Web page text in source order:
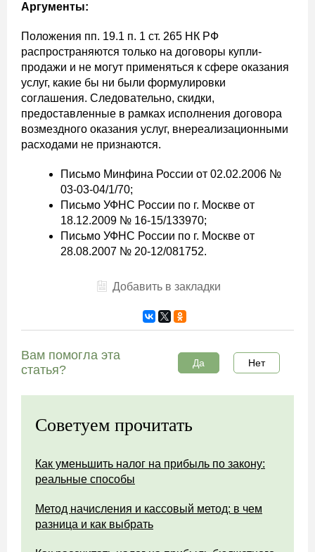
Аргументы:
Положения пп. 19.1 п. 1 ст. 265 НК РФ
распространяются только на договоры купли-
продажи и не могут применяться к сфере оказания
услуг, какие бы ни были формулировки
соглашения. Следовательно, скидки,
предоставленные в рамках исполнения договора
возмездного оказания услуг, внереализационными
расходами не признаются.
Письмо Минфина России от 02.02.2006 №
03-03-04/1/70;
Письмо УФНС России по г. Москве от
18.12.2009 № 16-15/133970;
Письмо УФНС России по г. Москве от
28.08.2007 № 20-12/081752.
Добавить в закладки
Вам помогла эта
статья?
Да Нет
Советуем прочитать
Как уменьшить налог на прибыль по закону:
реальные способы
Метод начисления и кассовый метод: в чем
разница и как выбрать